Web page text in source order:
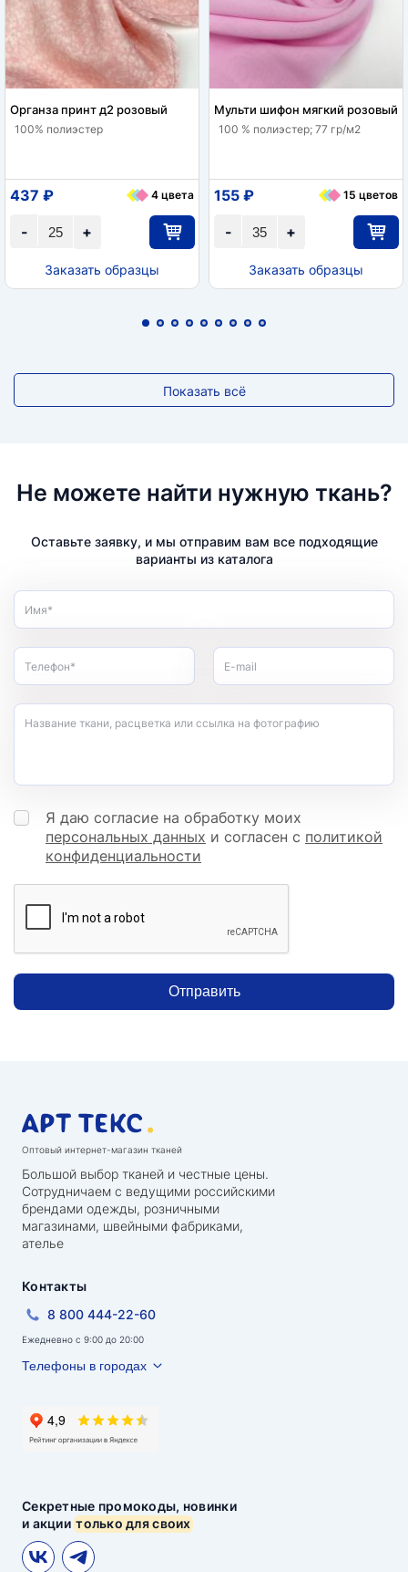
Органза принт д2 розовый
100% полиэстер
+
-
437 ₽ 4 цвета
Заказать образцы
Мульти шифон мягкий розовый
100 % полиэстер; 77 гр/м2
+
-
155 ₽ 15 цветов
Заказать образцы
Показать всё
Не можете найти нужную ткань?
Оставьте заявку, и мы отправим вам все подходящие
варианты из каталога
Имя*
Телефон* E-mail
Название ткани, расцветка или ссылка на фотографию
Я даю согласие на обработку моих
персональных данных и согласен с политикой
конфиденциальности
Отправить
Оптовый интернет-магазин тканей
Большой выбор тканей и честные цены.
Сотрудничаем с ведущими российскими
брендами одежды, розничными
магазинами, швейными фабриками,
ателье
Секретные промокоды, новинки
и акциитолько для своих
Контакты
8 800 444-22-60
Ежедневно с 9:00 до 20:00
Телефоны в городах